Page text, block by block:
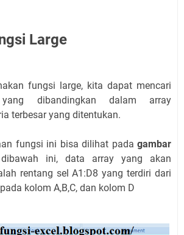
Large
fungsi large, kita dapat mencari
dibandingkan dalam array
terbesar yang ditentukan.
fungsi ini bisa dilihat pada gambar
dibawah ini, data array yang akan
rentang sel A1:D8 yang terdiri dari
kolom A,B,C, dan kolom D